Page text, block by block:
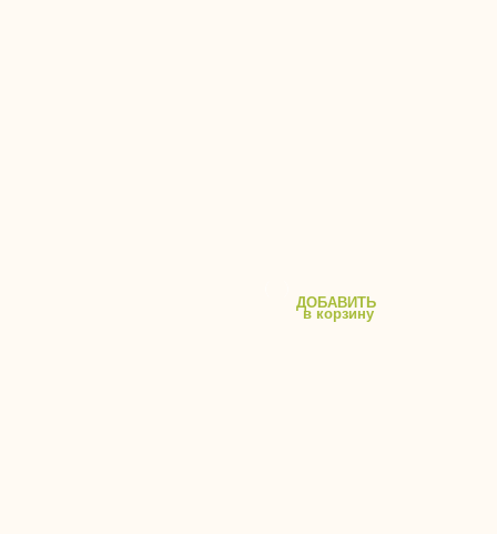
в корзину
ДОБАВИТЬ